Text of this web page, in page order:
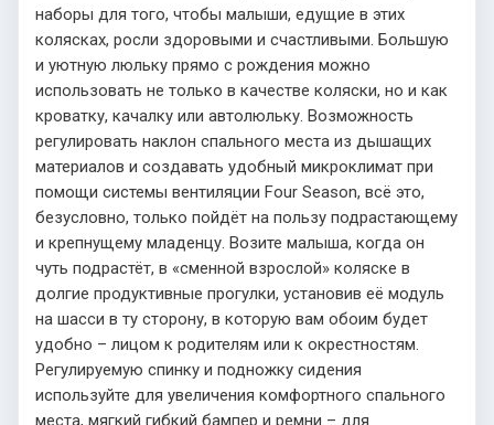
наборы для того, чтобы малыши, едущие в этих
колясках, росли здоровыми и счастливыми. Большую
и уютную люльку прямо с рождения можно
использовать не только в качестве коляски, но и как
кроватку, качалку или автолюльку. Возможность
регулировать наклон спального места из дышащих
материалов и создавать удобный микроклимат при
помощи системы вентиляции Four Season, всё это,
безусловно, только пойдёт на пользу подрастающему
и крепнущему младенцу. Возите малыша, когда он
чуть подрастёт, в «сменной взрослой» коляске в
долгие продуктивные прогулки, установив её модуль
на шасси в ту сторону, в которую вам обоим будет
удобно – лицом к родителям или к окрестностям.
Регулируемую спинку и подножку сидения
используйте для увеличения комфортного спального
места, мягкий гибкий бампер и ремни – для